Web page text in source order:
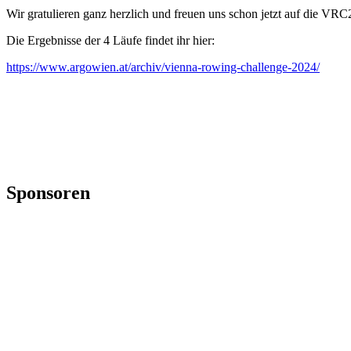
Wir gratulieren ganz herzlich und freuen uns schon jetzt auf die
Die Ergebnisse der 4 Läufe findet ihr hier:
https://www.argowien.at/archiv/vienna-rowing-challenge-2024/
Sponsoren